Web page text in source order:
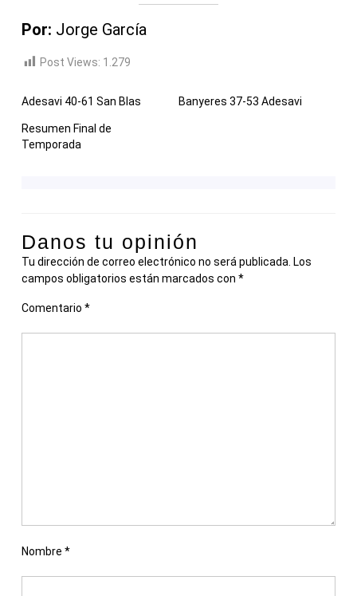
Por: Jorge García
Post Views: 1.279
Adesavi 40-61 San Blas Banyeres 37-53 Adesavi
Resumen Final de
Temporada
Danos tu opinión
Tu dirección de correo electrónico no será publicada. Los
campos obligatorios están marcados con *
Comentario *
Nombre *